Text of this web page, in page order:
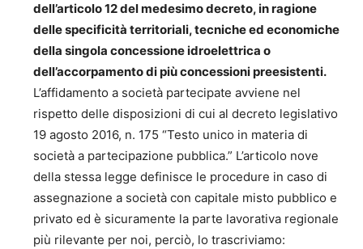
dell’articolo 12 del medesimo decreto, in ragione
delle specificità territoriali, tecniche ed economiche
della singola concessione idroelettrica o
dell’accorpamento di più concessioni preesistenti.
L’affidamento a società partecipate avviene nel
rispetto delle disposizioni di cui al decreto legislativo
19 agosto 2016, n. 175 “Testo unico in materia di
società a partecipazione pubblica.” L’articolo nove
della stessa legge definisce le procedure in caso di
assegnazione a società con capitale misto pubblico e
privato ed è sicuramente la parte lavorativa regionale
più rilevante per noi, perciò, lo trascriviamo: